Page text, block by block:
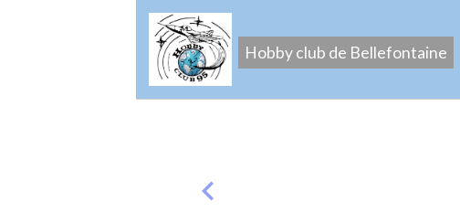
Hobby club de Bellefontaine